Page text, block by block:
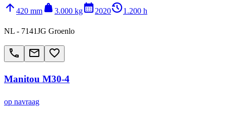
arrow_upward 420 mm weight 3.000 kgcalendar_month2020history_21.200 h
NL - 7141JG Groenlo
call email favorite_border
Manitou M30-4
op navraag